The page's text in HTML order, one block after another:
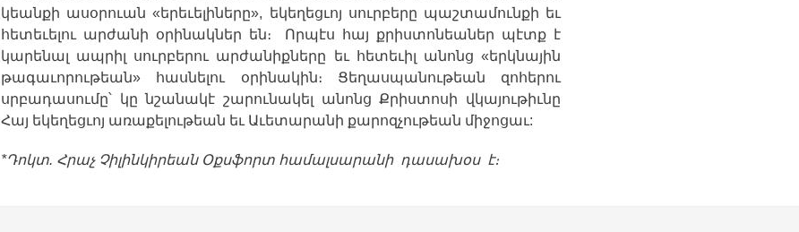
կեանքի ասօրուան «երեւելիները», եկեղեցւոյ սուրբերը պաշտամունքի եւ
հետեւելու արժանի օրինակներ են։ Որպէս հայ քրիստոնեաներ պէտք
է
կարենալ ապրիլ սուրբերու արժանիքները եւ հետեւիլ անոնց «երկնային
թագաւորութեան» հասնելու օրինակին։ Ցեղասպանութեան
զոհերու
սրբադասումը՝ կը նշանակէ շարունակել անոնց Քրիստոսի
վկայութիւնը
Հայ եկեղեցւոյ առաքելութեան եւ Աւետարանի քարոզչութեան միջոցաւ:
*Դոկտ. Հրաչ Չիլինկիրեան Օքսֆորտ համալսարանի դասախօս է։